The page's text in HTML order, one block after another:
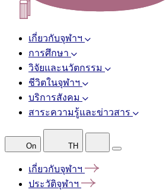
เกี่ยวกับจุฬาฯ
การศึกษา
วิจัยและนวัตกรรม
ชีวิตในจุฬาฯ
บริการสังคม
สาระความรู้และข่าวสาร
On TH
เกี่ยวกับจุฬาฯ
ประวัติจุฬาฯ